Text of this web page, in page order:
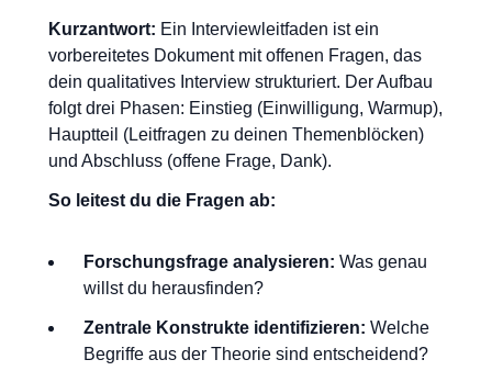
Kurzantwort: Ein Interviewleitfaden ist ein
vorbereitetes Dokument mit offenen Fragen, das
dein qualitatives Interview strukturiert. Der Aufbau
folgt drei Phasen: Einstieg (Einwilligung, Warmup),
Hauptteil (Leitfragen zu deinen Themenblöcken)
und Abschluss (offene Frage, Dank).
So leitest du die Fragen ab:
Forschungsfrage analysieren: Was genau
willst du herausfinden?
Zentrale Konstrukte identifizieren: Welche
Begriffe aus der Theorie sind entscheidend?